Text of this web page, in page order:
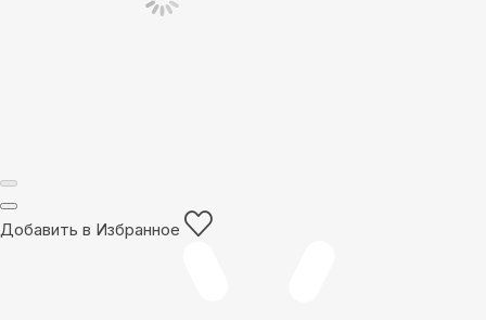
Добавить в Избранное